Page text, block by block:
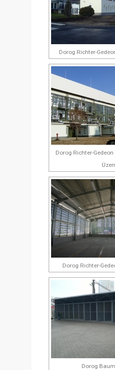
Dorog Richter-
Dorog Richter-
Dorog Richter-
Dorog